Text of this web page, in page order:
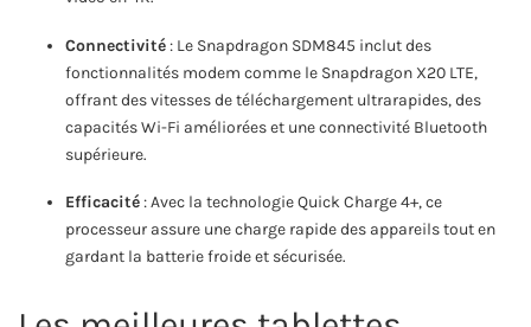
Connectivité: Le Snapdragon SDM845 inclut des
fonctionnalités modem comme le Snapdragon X20 LTE,
offrant des vitesses de téléchargement ultrarapides, des
capacités Wi-Fi améliorées et une connectivité Bluetooth
supérieure.
Efficacité: Avec la technologie Quick Charge 4+, ce
processeur assure une charge rapide des appareils tout en
gardant la batterie froide et sécurisée.